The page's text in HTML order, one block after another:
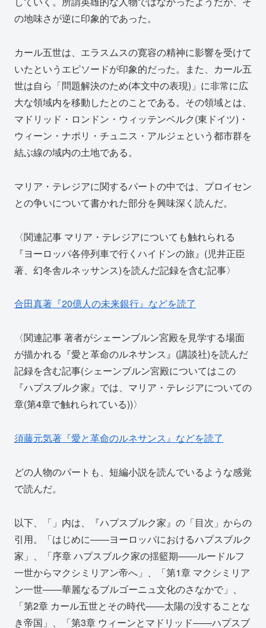
の地味さが逆に印象的であった。
カール五世は、エラスムスの寛容の精神に影響を受けて
いたというエピソードが印象的だった。また、カール五
世は自ら「問題解決のため(本文中の表現)」に非常に広
大な領域内を移動したとのことである。その領域とは、
マドリッド・ロンドン・ウィッテンベルク(東ドイツ)・
ウィーン・ナポリ・チュニス・アルジェという都市群を
結ぶ線の域内の土地である。
マリア・テレジアに関するパートの中では、プロイセン
との争いについて書かれた部分を興味深く読んだ。
〈関連記事 マリア・テレジアについても触れられる
『ヨーロッパ各停列車で行くハイドンの旅』(児井正臣
著、幻冬舎ルネッサンス)を読んだ記録を含む記事〉
合田真著『20億人の未来銀行』などを読了
〈関連記事 著者がシェーンブルン宮殿を見学する場面
が描かれる『愛と革命のルネサンス』(講談社)を読んだ
記録を含む記事(シェーンブルン宮殿についてはこの
『ハプスブルク家』では、マリア・テレジアについての
章(第4章で触れられている))〉
須藤元気著『愛と革命のルネサンス』などを読了
どの人物のパートも、短編小説を読んでいるような感覚
で読んだ。
以下、「」内は、『ハプスブルク家』の「目次」からの
引用。「はじめに――ヨーロッパにおけるハプスブルク
家」、「序章 ハプスブルク家の揺籃期――ルードルフ
一世からマクシミリアン帝へ」、「第1章 マクシミリア
ン一世――華麗なるブルゴーニュ文化のさなかで」、
「第2章 カール五世とその時代――太陽の没することな
き帝国」、「第3章 ウィーンとマドリッド――ハプスブ